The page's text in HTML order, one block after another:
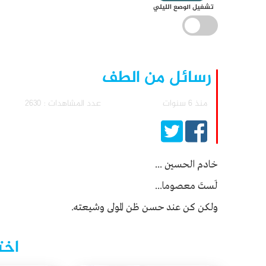
تشغيل الوضع الليلي
رسائل من الطف
منذ 6 سنوات عدد المشاهدات : 2630
خادم الحسين ...
لَستَ معصوما...
ولكن كن عند حسن ظن المولى وشيعته.